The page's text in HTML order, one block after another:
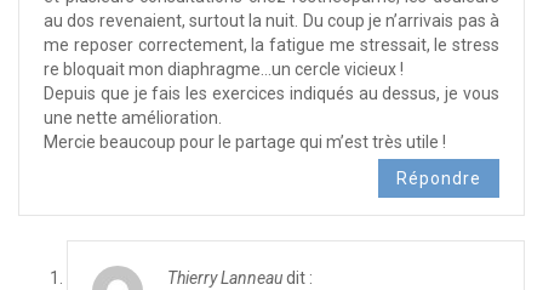
au dos revenaient, surtout la nuit. Du coup je n’arrivais pas à
me reposer correctement, la fatigue me stressait, le stress
re bloquait mon diaphragme…un cercle vicieux !
Depuis que je fais les exercices indiqués au dessus, je vous
une nette amélioration.
Mercie beaucoup pour le partage qui m’est très utile !
Répondre
Thierry Lanneaudit :